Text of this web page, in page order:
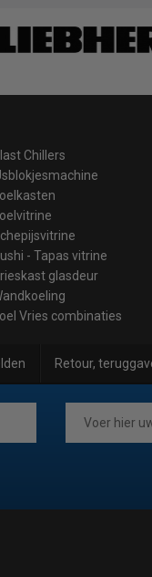
Chillers
- Tapas vitrine
glasdeur
Vries combinaties
Retour,